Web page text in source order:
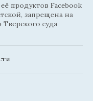
продуктов Facebook
запрещена на
суда